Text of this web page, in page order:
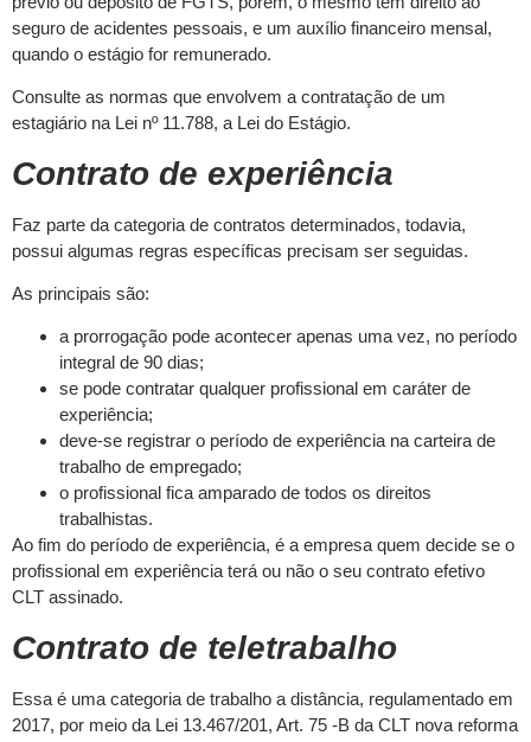
seguro de acidentes pessoais, e um auxílio financeiro mensal,
quando o estágio for remunerado.
Consulte as normas que envolvem a contratação de um
estagiário na Lei nº 11.788, a Lei do Estágio.
Contrato de experiência
Faz parte da categoria de contratos determinados, todavia,
possui algumas regras específicas precisam ser seguidas.
As principais são:
a prorrogação pode acontecer apenas uma vez, no período
integral de 90 dias;
se pode contratar qualquer profissional em caráter de
experiência;
deve-se registrar o período de experiência na carteira de
trabalho de empregado;
o profissional fica amparado de todos os direitos
trabalhistas.
Ao fim do período de experiência, é a empresa quem decide se o
profissional em experiência terá ou não o seu contrato efetivo
CLT assinado.
Contrato de teletrabalho
Essa é uma categoria de trabalho a distância, regulamentado em
2017, por meio da Lei 13.467/201, Art. 75 -B da CLT nova reforma